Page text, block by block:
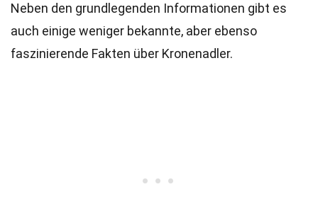
Neben den grundlegenden Informationen gibt es
auch einige weniger bekannte, aber ebenso
faszinierende Fakten über Kronenadler.